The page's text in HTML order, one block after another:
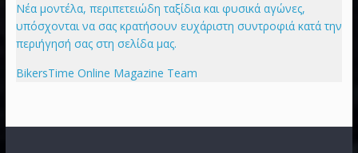
Νέα μοντέλα, περιπετειώδη ταξίδια και φυσικά αγώνες,
υπόσχονται να σας κρατήσουν ευχάριστη συντροφιά κατά την
περιήγησή σας στη σελίδα μας.
BikersTime Online Magazine Team